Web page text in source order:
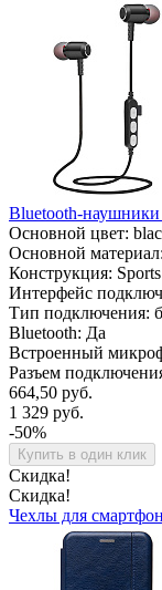
Bluetooth-
Основной цвет:
Основной
Конструкция: Sports
Интерфейс
Тип подключения:
Bluetooth: Да
Встроенный
Разъем
664,50 руб.
1 329 руб.
-50%
Купить в один клик
Скидка!
Скидка!
Чехлы для